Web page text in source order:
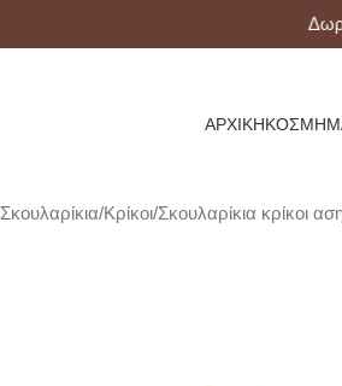
ΑΡΧΙΚΉ
Σκουλαρίκια Κρίκοι Σκουλαρίκια κρίκοι